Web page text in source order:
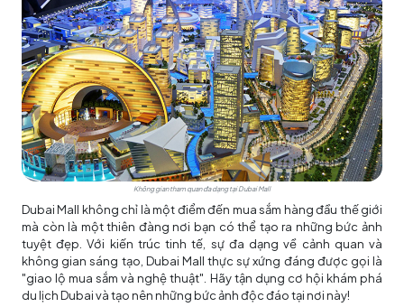
Không gian tham quan đa dạng tại Dubai Mall
Dubai Mall không chỉ là một điểm đến mua sắm hàng đầu thế giới
mà còn là một thiên đàng nơi bạn có thể tạo ra những bức ảnh
tuyệt đẹp. Với kiến trúc tinh tế, sự đa dạng về cảnh quan và
không gian sáng tạo, Dubai Mall thực sự xứng đáng được gọi là
"giao lộ mua sắm và nghệ thuật". Hãy tận dụng cơ hội khám phá
du lịch Dubaivà tạo nên những bức ảnh độc đáo tại nơi này!